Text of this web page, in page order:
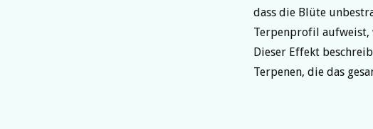
dass die Blüte
Terpenprofil aufweist,
Dieser Effekt
Terpenen, die das